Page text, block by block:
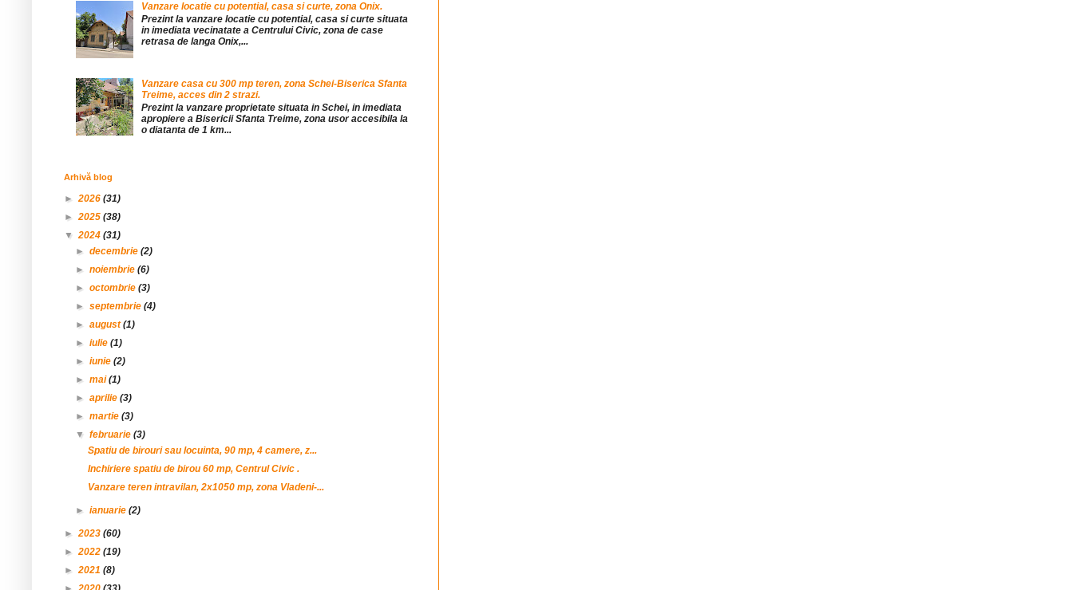
Vanzare locatie cu potential, casa si curte, zona Onix.
Prezint la vanzare locatie cu potential, casa si curte situata
in imediata vecinatate a Centrului Civic, zona de case
retrasa de langa Onix,...
Vanzare casa cu 300 mp teren, zona Schei-Biserica Sfanta
Treime, acces din 2 strazi.
Prezint la vanzare proprietate situata in Schei, in imediata
apropiere a Bisericii Sfanta Treime, zona usor accesibila la
o diatanta de 1 km...
Arhivă blog
►2026 (31)
►2025 (38)
▼2024 (31)
►decembrie(2)
►noiembrie(6)
►octombrie(3)
►septembrie(4)
►august(1)
►iulie(1)
►iunie(2)
►mai(1)
►aprilie(3)
►martie(3)
▼februarie(3)
Spatiu de birouri sau locuinta, 90 mp, 4 camere, z...
Inchiriere spatiu de birou 60 mp, Centrul Civic .
Vanzare teren intravilan, 2x1050 mp, zona Vladeni-...
►ianuarie(2)
►2023 (60)
►2022 (19)
►2021 (8)